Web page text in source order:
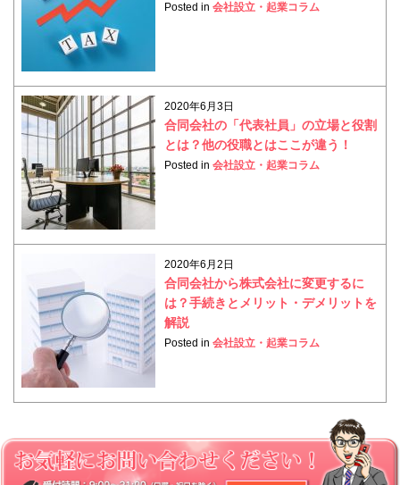
Posted in会社設立・起業コラム
2020年6月3日
合同会社の「代表社員」の立場と役割
とは？他の役職とはここが違う！
Posted in会社設立・起業コラム
2020年6月2日
合同会社から株式会社に変更するに
は？手続きとメリット・デメリットを
解説
Posted in会社設立・起業コラム